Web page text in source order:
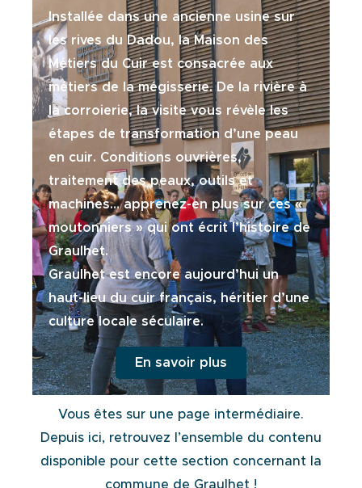
Installée dans une ancienne usine sur
les rives du Dadou, la Maison des
Métiers du Cuir est consacrée aux
métiers de la mégisserie. De la rivière à
la corroierie, la visite vous révèle les
étapes de transformation d’une peau
en cuir. Conditions ouvrières,
traitement des peaux, outils et
machines… apprenez-en plus sur ces «
moutonniers » qui ont écrit l’histoire de
Graulhet.
Graulhet est encore aujourd’hui un
haut-lieu du cuir français, héritier d’une
culture locale séculaire.
En savoir plus
Vous êtes sur une page intermédiaire.
Depuis ici, retrouvez l’ensemble du contenu
disponible pour cette section concernant la
commune de Graulhet !